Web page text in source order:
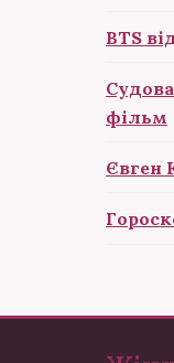
BTS
фільм
Євген